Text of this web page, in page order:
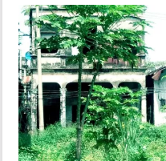
SHOW
DEPORTES
MUNDO